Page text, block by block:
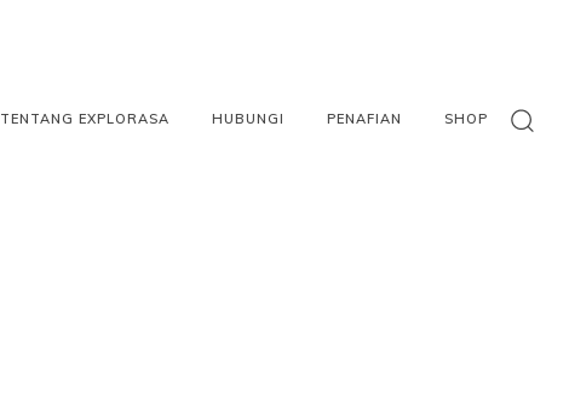
TENTANG EXPLORASA HUBUNGI PENAFIAN SHOP